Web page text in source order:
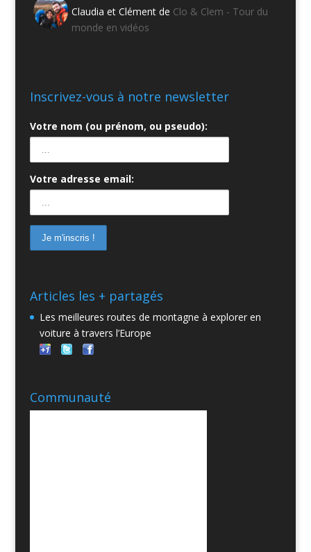
Claudia et Clément de Clo & Clem - Tour du
monde en vidéos
Inscrivez-vous à notre newsletter
Votre nom (ou prénom, ou pseudo):
Votre adresse email:
Articles les + partagés
Les meilleures routes de montagne à explorer en
voiture à travers l’Europe
Communauté